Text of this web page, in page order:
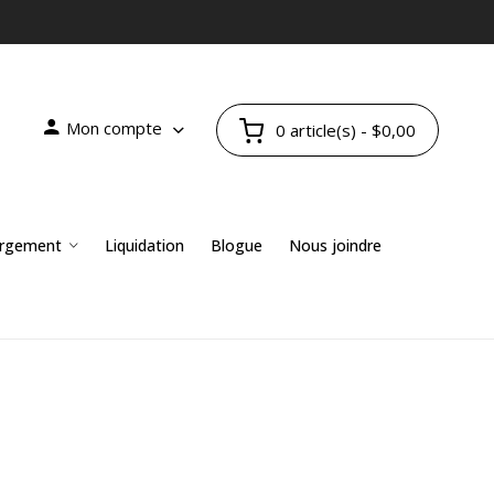
Mon compte 0 article(s) - $0,00
Liquidation Blogue Nous joindre